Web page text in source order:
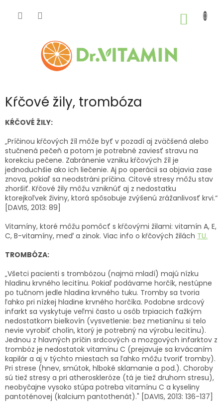
Kŕčové žily, trombóza
KŔČOVÉ ŽILY:
„Príčinou kŕčových žíl môže byť v pozadí aj zväčšená alebo
stučnená pečeň a potom je potrebné zaviesť stravu na
korekciu pečene. Zabránenie vzniku kŕčových žíl je
jednoduchšie ako ich liečenie. Aj po operácii sa objavia zase
znova, pokiaľ sa neodstráni príčina. Citové stresy môžu stav
zhoršiť. Kŕčové žily môžu vzniknúť aj z nedostatku
ktorejkoľvek živiny, ktorá spôsobuje zvýšenú zrážanlivosť krvi.“
[DAVIS, 2013: 89]
Vitamíny, ktoré môžu pomôcť s kŕčovými žilami: vitamín A, E,
C, B-vitamíny, meď a zinok. Viac info o kŕčových žilách TU.
TROMBÓZA:
„Všetci pacienti s trombózou (najmä mladí) majú nízku
hladinu krvného lecitínu. Pokiaľ podávame horčík, nestúpne
po tučnom jedle hladina krvného tuku. Tromby sa tvoria
ľahko pri nízkej hladine krvného horčíka. Podobne srdcový
infarkt sa vyskytuje veľmi často u osôb trpiacich ťažkým
nedostatkom bielkovín (vysvetlenie: bez metianínu si telo
nevie vyrobiť cholín, ktorý je potrebný na výrobu lecitínu).
Jednou z hlavných príčin srdcových a mozgových infarktov z
trombóz je nedostatok vitamínu C (prejavuje sa krvácaním
kapilár a aj v týchto miestach sa ľahko môžu tvoriť tromby).
Pri strese (hnev, smútok, hlboké sklamanie a pod.). Choroby
sú tiež stresy a pri atheroskleróze (tá je tiež druhom stresu),
neobyčajne vysoko stúpa potreba vitamínu C a kyseliny
pantoténovej (kalcium pantothenát)." [DAVIS, 2013: 136-137]